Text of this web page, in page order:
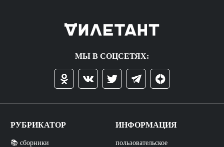
МЫ В СОЦСЕТЯХ:
РУБРИКАТОР
📚 сборники
ИНФОРМАЦИЯ
пользовательское